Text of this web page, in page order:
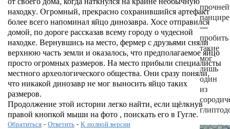
панцире
—
пробить
такие
мог
лишь
один
из
находку. Огромный, прекрасно сохранившийся артефакт
более всего напоминал яйцо динозавра. Хосе отправился
домой, по дороге рассказав всему городу о чудесной
находке. Вернувшись на место, фермер с друзьями сняли
верхнюю часть земли и оказалось, что предполагаемое яйцо
просто огромных размеров. На место прибыли специалисты
местного археологического общества. Они сразу поняли,
что никакой динозавр не мог выносить яйцо таких
размеров.
Продолжение этой истории легко найти, если щёлкнув
правой кнопкой мыши на фото , поискать его в Гугле.
Обратиться - Ответить - К полной версии